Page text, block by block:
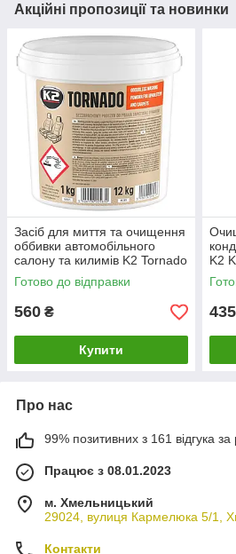
Акційні пропозиції та новинки
Засіб для миття та очищення
оббивки автомобільного
салону та килимів K2 Tornado
1 кг (M885)
Готово до відправки
560 ₴
Купити
K2
435
Про нас
99% позитивних з 161 відгука за
Працює з 08.01.2023
м. Хмельницький
29024, вулиця Кармелюка 5/1,
Контакти